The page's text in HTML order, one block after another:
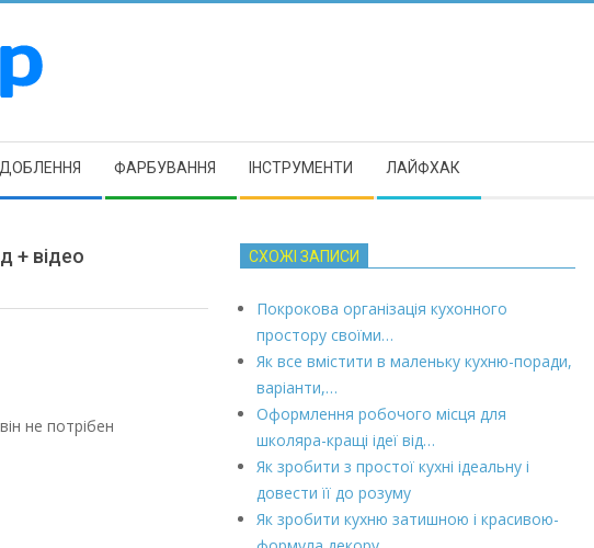
ФАРБУВАННЯ ІНСТРУМЕНТИ ЛАЙФХАК
+ відео
не потрібен
СХОЖІ ЗАПИСИ
Покрокова організація кухонного
простору своїми…
Як все вмістити в маленьку кухню-поради,
варіанти,…
Оформлення робочого місця для
школяра-кращі ідеї від…
Як зробити з простої кухні ідеальну і
довести її до розуму
Як зробити кухню затишною і красивою-